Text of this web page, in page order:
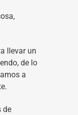
llevar un
de lo
a
de